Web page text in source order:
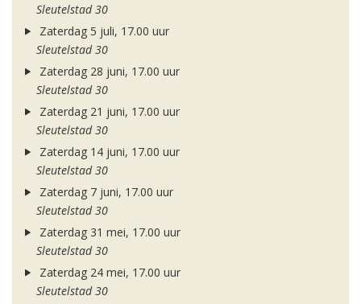
Sleutelstad 30
Zaterdag 5 juli, 17.00 uur
Sleutelstad 30
Zaterdag 28 juni, 17.00 uur
Sleutelstad 30
Zaterdag 21 juni, 17.00 uur
Sleutelstad 30
Zaterdag 14 juni, 17.00 uur
Sleutelstad 30
Zaterdag 7 juni, 17.00 uur
Sleutelstad 30
Zaterdag 31 mei, 17.00 uur
Sleutelstad 30
Zaterdag 24 mei, 17.00 uur
Sleutelstad 30